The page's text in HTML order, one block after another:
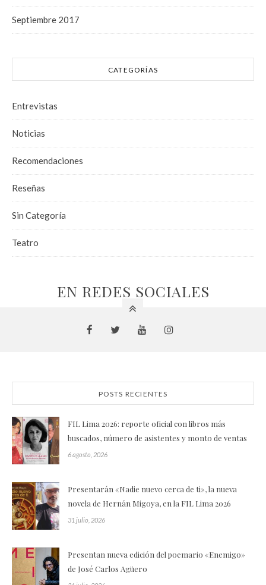
Septiembre 2017
CATEGORÍAS
Entrevistas
Noticias
Recomendaciones
Reseñas
Sin Categoría
Teatro
EN REDES SOCIALES
POSTS RECIENTES
FIL Lima 2026: reporte oficial con libros más
buscados, número de asistentes y monto de ventas
6 agosto, 2026
Presentarán «Nadie nuevo cerca de ti», la nueva
novela de Hernán Migoya, en la FIL Lima 2026
31 julio, 2026
Presentan nueva edición del poemario «Enemigo»
de José Carlos Agüero